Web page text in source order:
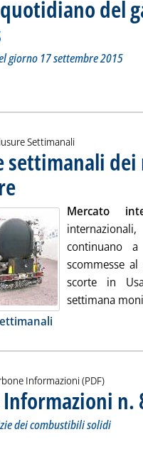
del
. Sottotitolo: Preconsuntivo del giorno 17
. Pubblicata venerdì 18 settembre 2015
giorno 17 settembre 2015
'Bilancio quotidiano
PDF alla notizia
Settimanali
settimanali
Mercato
continuano
scommesse
scorte in
settimana
PDF alla notizia
Informazioni (PDF)
n.
dei combustibili solidi